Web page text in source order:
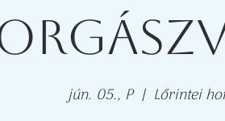
jún. 05., P
  |
Lőrintei